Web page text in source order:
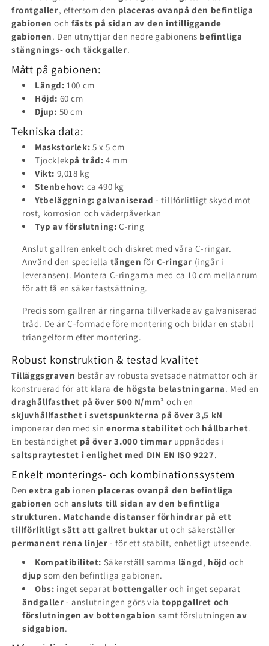
cm,
C-
ring
C-
ring
frontgaller, eftersom den placeras ovanpå den befintliga
gabionen och fästs på sidan av den intilliggande
gabionen. Den utnyttjar den nedre gabionens befintliga
stängnings- och täckgaller.
Mått på gabionen:
Längd: 100 cm
Höjd: 60 cm
Djup: 50 cm
Tekniska data:
Maskstorlek: 5 x 5 cm
Tjocklekpå tråd: 4 mm
Vikt: 9,018 kg
Stenbehov: ca 490 kg
Ytbeläggning: galvaniserad - tillförlitligt skydd mot
rost, korrosion och väderpåverkan
Typ av förslutning: C-ring
Anslut gallren enkelt och diskret med våra C-ringar.
Använd den speciella tången förC-ringar (ingår i
leveransen). Montera C-ringarna med ca 10 cm mellanrum
för att få en säker fastsättning.
Precis som gallren är ringarna tillverkade av galvaniserad
tråd. De är C-formade före montering och bildar en stabil
triangelform efter montering.
Robust konstruktion & testad kvalitet
Tilläggsgraven består av robusta svetsade nätmattor och är
konstruerad för att klara de högsta belastningarna. Med en
draghållfasthet på över 500 N/mm² och en
skjuvhållfasthet i svetspunkterna på över 3,5 kN
imponerar den med sinenorma stabilitet och hållbarhet.
En beständighet på över 3.000 timmar uppnåddes i
saltspraytestet i enlighet med DIN EN ISO 9227.
Enkelt monterings- och kombinationssystem
Denextra gab ionen placeras ovanpå den befintliga
gabionen och ansluts till sidan av den befintliga
strukturen. Matchande distanser förhindrar på ett
tillförlitligt sätt att gallret buktar ut och säkerställer
permanent rena linjer - för ett stabilt, enhetligt utseende.
Kompatibilitet: Säkerställ samma längd, höjd och
djup som den befintliga gabionen.
Obs: inget separat bottengaller och inget separat
ändgaller - anslutningen görs viatoppgallret och
förslutningen av bottengabion samt förslutningenav
sidgabion.